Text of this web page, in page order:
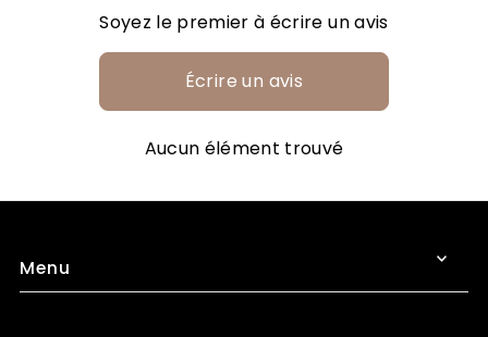
Soyez le premier à écrire un avis
Écrire un avis
Aucun élément trouvé
Menu